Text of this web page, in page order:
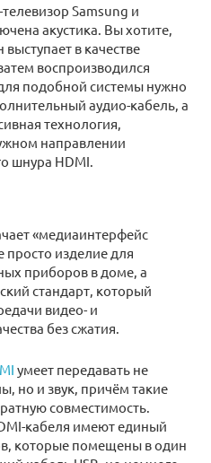
Samsung и
акустика. Вы хотите,
в качестве
воспроизводился
подобной системы нужно
аудио-кабель, а
технология,
направлении
шнура HDMI.
«медиаинтерфейс
просто изделие для
приборов в доме, а
стандарт, который
видео- и
без сжатия.
умеет передавать не
но и звук, причём такие
совместимость.
кабеля имеют единый
которые помещены в один